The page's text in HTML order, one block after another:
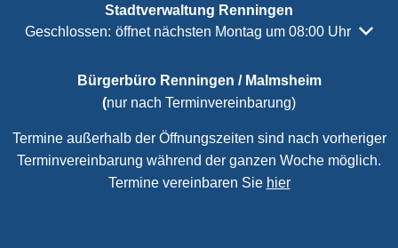
Stadtverwaltung Renningen
Klicken, um weitere Öffnungs- oder Schließzeiten
Geschlossen: öffnet nächsten Montag um 08:00 Uhr
Bürgerbüro Renningen / Malmsheim
(nur nach Terminvereinbarung)
Termine außerhalb der Öffnungszeiten sind nach vorheriger
Terminvereinbarung während der ganzen Woche möglich.
Termine vereinbaren Sie hier